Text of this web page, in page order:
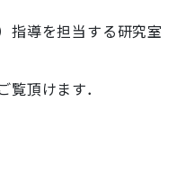
指導を担当する研究室
頂けます．